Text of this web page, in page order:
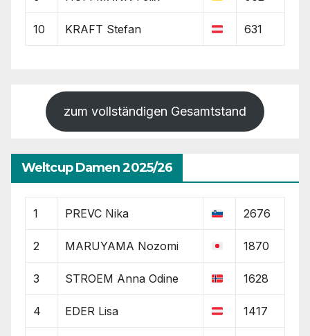
10 KRAFT Stefan 631
zum vollständigen Gesamtstand
Weltcup Damen 2025/26
1 PREVC Nika 2676
2 MARUYAMA Nozomi 1870
3 STROEM Anna Odine 1628
4 EDER Lisa 1417